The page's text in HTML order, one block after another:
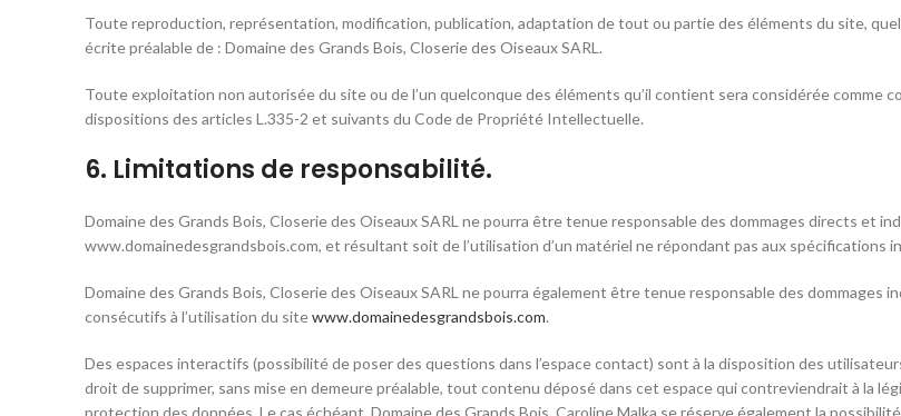
Toute reproduction, représentation, modification, publication, adaptation de tout ou partie des éléments du site,
écrite préalable de : Domaine des Grands Bois, Closerie des Oiseaux SARL.
Toute exploitation non autorisée du site ou de l’un quelconque des éléments qu’il contient sera considérée
dispositions des articles L.335-2 et suivants du Code de Propriété Intellectuelle.
6. Limitations de responsabilité.
Domaine des Grands Bois, Closerie des Oiseaux SARL ne pourra être tenue responsable des dommages directs et
www.domainedesgrandsbois.com, et résultant soit de l’utilisation d’un matériel ne répondant pas aux spécifications
Domaine des Grands Bois, Closerie des Oiseaux SARL ne pourra également être tenue responsable des dommages
consécutifs à l’utilisation du sitewww.domainedesgrandsbois.com.
Des espaces interactifs (possibilité de poser des questions dans l’espace contact) sont à la disposition des
droit de supprimer, sans mise en demeure préalable, tout contenu déposé dans cet espace qui contreviendrait à la
protection des données. Le cas échéant, Domaine des Grands Bois, Caroline Malka se réserve également la